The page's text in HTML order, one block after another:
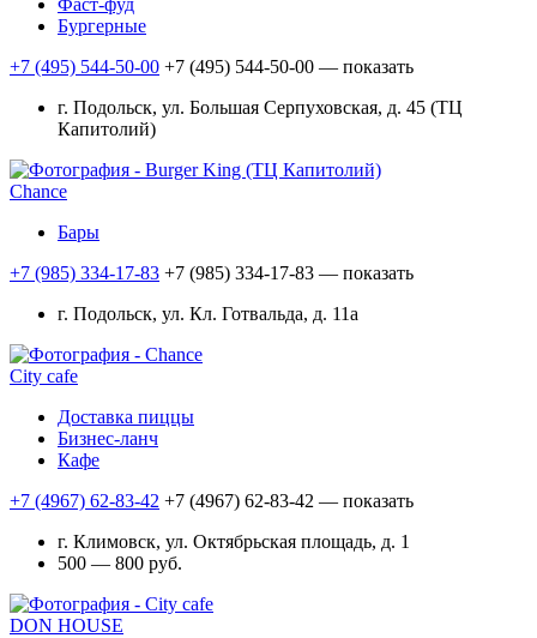
Фаст-фуд
Бургерные
+7 (495) 544-50-00 +7 (495) 544-50-00 — показать
г. Подольск, ул. Большая Серпуховская, д. 45 (ТЦ
Капитолий)
Chance
Бары
+7 (985) 334-17-83 +7 (985) 334-17-83 — показать
г. Подольск, ул. Кл. Готвальда, д. 11а
City cafe
Доставка пиццы
Бизнес-ланч
Кафе
+7 (4967) 62-83-42 +7 (4967) 62-83-42 — показать
г. Климовск, ул. Октябрьская площадь, д. 1
500 — 800 руб.
DON HOUSE